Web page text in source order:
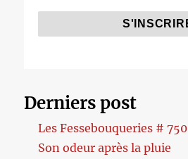
Derniers post
Les Fessebouqueries # 750
Son odeur après la pluie